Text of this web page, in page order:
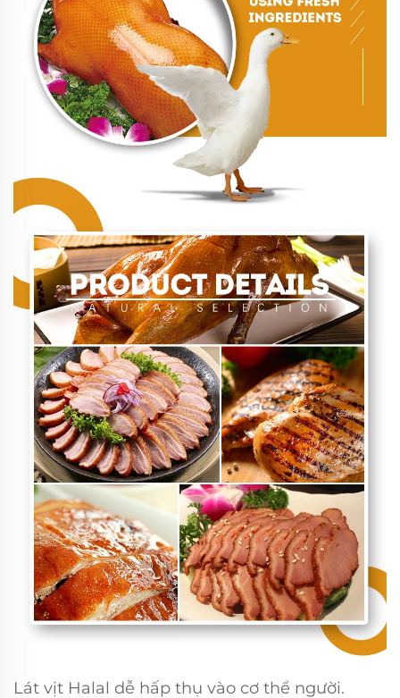
Lát vịt Halal dễ hấp thụ vào cơ thể người.